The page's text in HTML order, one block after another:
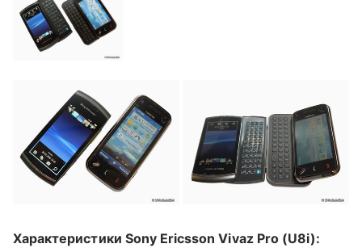
Характеристики Sony Ericsson Vivaz Pro (U8i):